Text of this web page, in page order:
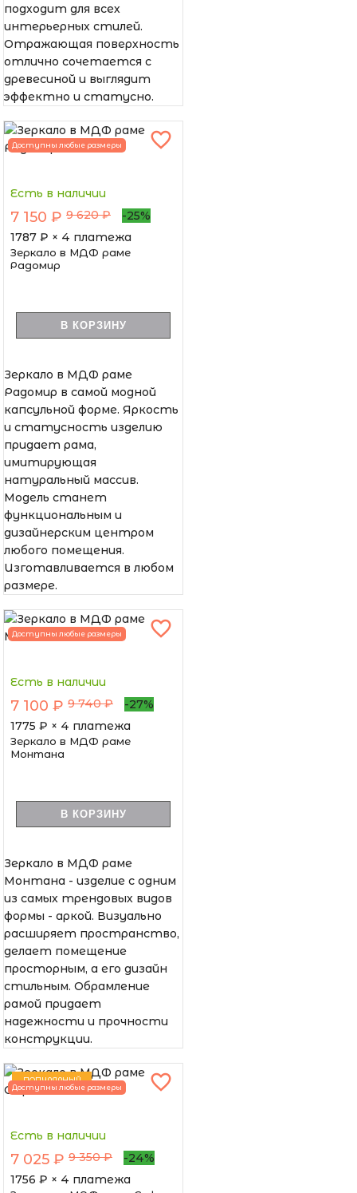
подходит для всех
интерьерных стилей.
Отражающая поверхность
отлично сочетается с
древесиной и выглядит
эффектно и статусно.
Доступны любые размеры
Есть в наличии
7 150 ₽ 9 620 ₽
-25%
1787 ₽ × 4 платежа
Зеркало в МДФ раме
Радомир
В КОРЗИНУ
Зеркало в МДФ раме
Радомир в самой модной
капсульной форме. Яркость
и статусность изделию
придает рама,
имитирующая
натуральный массив.
Модель станет
функциональным и
дизайнерским центром
любого помещения.
Изготавливается в любом
размере.
Доступны любые размеры
Есть в наличии
7 100 ₽ 9 740 ₽
-27%
1775 ₽ × 4 платежа
Зеркало в МДФ раме
Монтана
В КОРЗИНУ
Зеркало в МДФ раме
Монтана - изделие с одним
из самых трендовых видов
формы - аркой. Визуально
расширяет пространство,
делает помещение
просторным, а его дизайн
стильным. Обрамление
рамой придает
надежности и прочности
конструкции.
ПОПУЛЯРНЫЙ
Доступны любые размеры
Есть в наличии
7 025 ₽ 9 350 ₽
-24%
1756 ₽ × 4 платежа